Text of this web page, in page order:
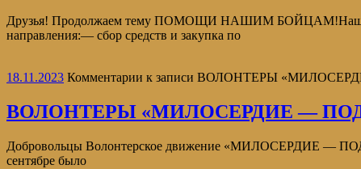
Друзья! Продолжаем тему ПОМОЩИ НАШИМ БОЙЦАМ!Наше
направления:— сбор средств и закупка по
18.11.2023 Комментарии к записи ВОЛОНТЕРЫ
ВОЛОНТЕРЫ «МИЛОСЕРДИЕ —
Добровольцы Волонтерское движение «МИЛОСЕРДИЕ —
сентябре было